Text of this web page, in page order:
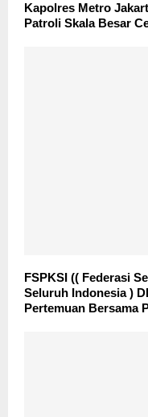
Kapolres Metro
Patroli Skala Besar
FSPKSI (( Federasi
Seluruh Indonesia )
Pertemuan Bersama